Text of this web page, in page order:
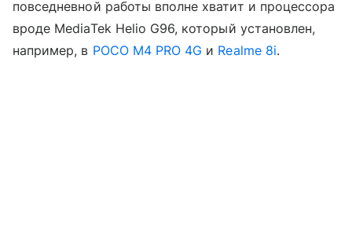
повседневной работы вполне хватит и процессора
вроде MediaTek Helio G96, который установлен,
например, в POCO M4 PRO 4G и Realme 8i.